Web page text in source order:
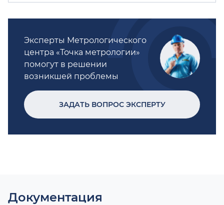
Эксперты Метрологического
центра «Точка метрологии»
помогут в решении
возникшей проблемы
ЗАДАТЬ ВОПРОС ЭКСПЕРТУ
Документация